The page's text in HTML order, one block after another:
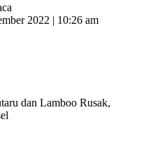
2022 | 10:26 am
dan Lamboo Rusak,